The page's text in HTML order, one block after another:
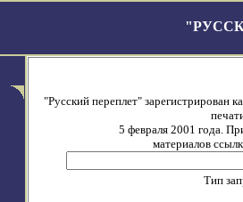
"Русский переплет" зарегистрирован
5 февраля 2001 года.
материалов
Тип